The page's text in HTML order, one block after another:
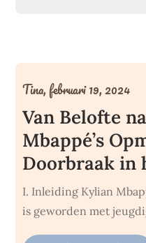
Van Belofte
Mbappé’s
Doorbraak in
Tina,februari 19, 2024
I. Inleiding Kylian
is geworden met